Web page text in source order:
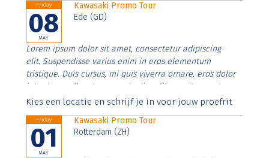
Friday
08
MAY
Kawasaki Promo Tour
Ede (GD)
Lorem ipsum dolor sit amet, consectetur adipiscing
elit. Suspendisse varius enim in eros elementum
tristique. Duis cursus, mi quis viverra ornare, eros dolor
interdum nulla, ut commodo diam libero vitae erat.
Aenean faucibus nibh et justo cursus id rutrum lorem
Kies een locatie en schrijf je in voor jouw proefrit
Friday
01
MAY
Kawasaki Promo Tour
Rotterdam (ZH)